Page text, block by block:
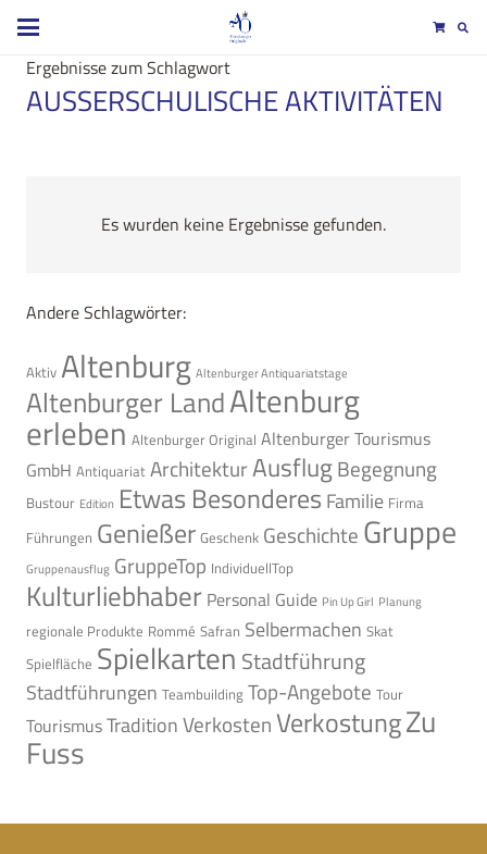
Ergebnisse zum Schlagwort
AUSSERSCHULISCHE AKTIVITÄTEN
Es wurden keine Ergebnisse gefunden.
Andere Schlagwörter:
Aktiv Altenburg Altenburger Antiquariatstage
Altenburger LandAltenburg
erleben Altenburger Original Altenburger Tourismus
GmbH Antiquariat ArchitekturAusflugBegegnung
Bustour Edition Etwas Besonderes Familie Firma
Führungen Genießer Geschenk Geschichte Gruppe
Gruppenausflug GruppeTop IndividuellTop
Kulturliebhaber Personal Guide Pin Up Girl Planung
regionale Produkte Rommé Safran Selbermachen Skat
Spielfläche Spielkarten Stadtführung
Stadtführungen Teambuilding Top-Angebote Tour
TourismusTraditionVerkostenVerkostungZu
Fuss